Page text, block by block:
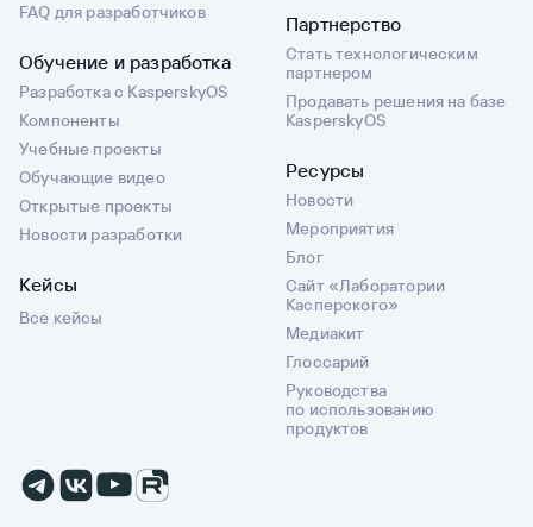
FAQ для разработчиков
Обучение и разработка
Разработка с KasperskyOS
Компоненты
Учебные проекты
Обучающие видео
Открытые проекты
Новости разработки
Кейсы
Все кейсы
Партнерство
Стать технологическим
партнером
Продавать решения на базе
KasperskyOS
Ресурсы
Новости
Мероприятия
Блог
Сайт «Лаборатории
Касперского»
Медиакит
Глоссарий
Руководства
по использованию
продуктов